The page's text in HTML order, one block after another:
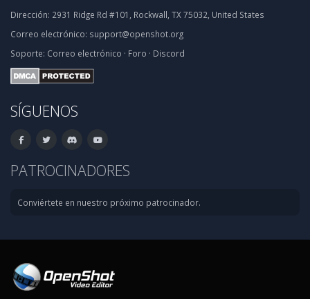
Dirección: 2931 Ridge Rd #101, Rockwall, TX 75032, United States
Correo electrónico: support@openshot.org
Soporte: Correo electrónico · Foro · Discord
SÍGUENOS
PATROCINADORES
Conviértete en nuestro próximo patrocinador.